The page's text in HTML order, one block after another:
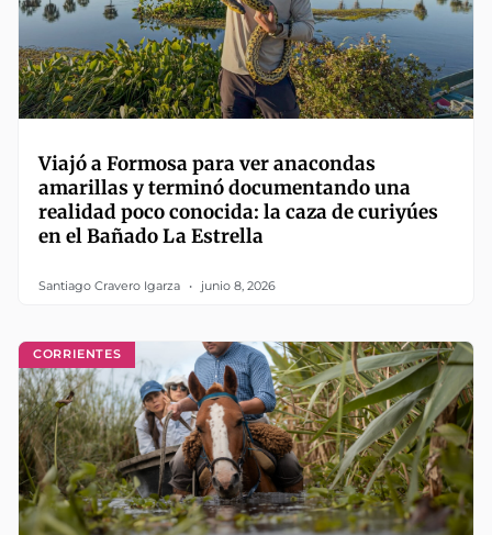
Viajó a Formosa para ver anacondas
amarillas y terminó documentando una
realidad poco conocida: la caza de curiyúes
en el Bañado La Estrella
Santiago Cravero Igarza junio 8, 2026
CORRIENTES